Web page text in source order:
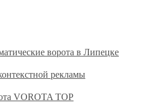
ворота в Липецке
рекламы
VOROTA TOP